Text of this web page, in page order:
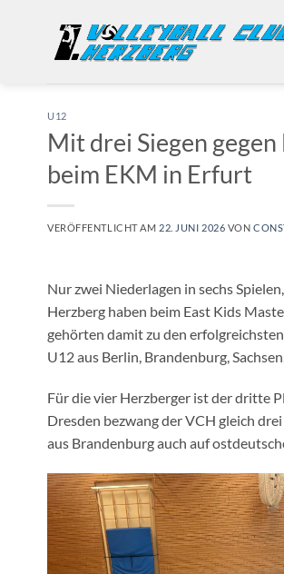
U12
Mit drei Siegen
beim EKM in Erfurt
VERÖFFENTLICHT AM 22. JUNI 2026 VON
Nur zwei Niederlagen in sechs
Herzberg haben beim East Kids
gehörten damit zu den
U12 aus Berlin, Brandenburg,
Für die vier Herzberger ist der dritte
Dresden bezwang der VCH gleich
aus Brandenburg auch auf